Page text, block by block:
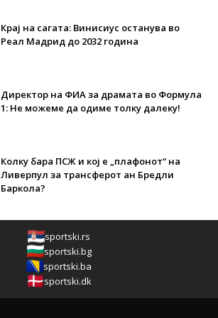
Крај на сагата: Винисиус останува во
Реал Мадрид до 2032 година
Директор на ФИА за драмата во Формула
1: Не можеме да одиме толку далеку!
Колку бара ПСЖ и кој е „плафонот“ на
Ливерпул за трансферот ан Бредли
Баркола?
sportski.rs
sportski.bg
sportski.ba
sportski.dk